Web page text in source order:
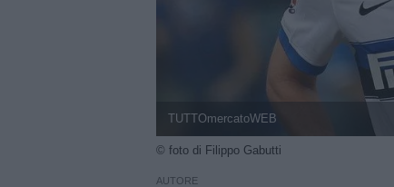
TUTTOmercatoWEB
© foto di Filippo Gabutti
AUTORE